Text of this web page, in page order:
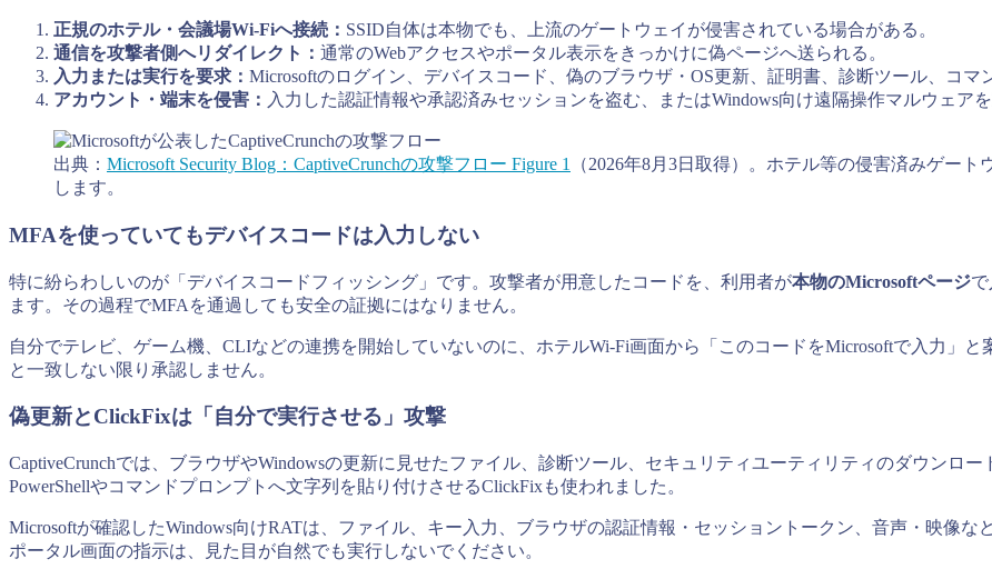
正規のホテル・会議場Wi-Fiへ接続： SSID自体は本物でも、上流のゲートウェイが侵害されている場合がある。
通信を攻撃者側へリダイレクト： 通常のWebアクセスやポータル表示をきっかけに偽ページへ送られる。
入力または実行を要求： Microsoftのログイン、デバイスコード、偽のブラウザ・OS更新、証明書、診断ツール、コマ
アカウント・端末を侵害： 入力した認証情報や承認済みセッションを盗む、またはWindows向け遠隔操作マルウェアを
出典： Microsoft Security Blog：CaptiveCrunchの攻撃フロー Figure 1
（2026年8月3日取得）。ホテル等の侵害済みゲー
します。
MFAを使っていてもデバイスコードは入力しない
特に紛らわしいのが「デバイスコードフィッシング」です。攻撃者が用意したコードを、利用者が本物のMicrosoftページ
ます。その過程でMFAを通過しても安全の証拠にはなりません。
自分でテレビ、ゲーム機、CLIなどの連携を開始していないのに、ホテルWi-Fi画面から「このコードをMicrosoftで入力」
と一致しない限り承認しません。
偽更新とClickFixは「自分で実行させる」攻撃
CaptiveCrunchでは、ブラウザやWindowsの更新に見せたファイル、診断ツール、セキュリティユーティリティのダウンロ
PowerShellやコマンドプロンプトへ文字列を貼り付けさせるClickFixも使われました。
Microsoftが確認したWindows向けRATは、ファイル、キー入力、ブラウザの認証情報・セッショントークン、音声・映像な
ポータル画面の指示は、見た目が自然でも実行しないでください。